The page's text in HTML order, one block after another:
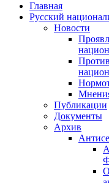
Главная
Русский
Новости
Публикации
Документы
Архив